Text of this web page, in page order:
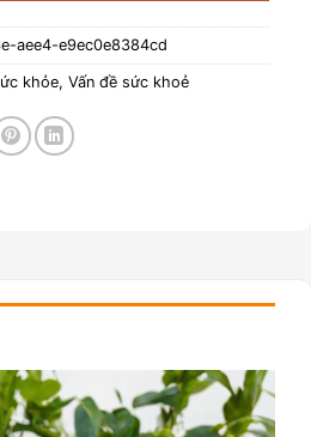
aee4-e9ec0e8384cd
khỏe, Vấn đề sức khoẻ